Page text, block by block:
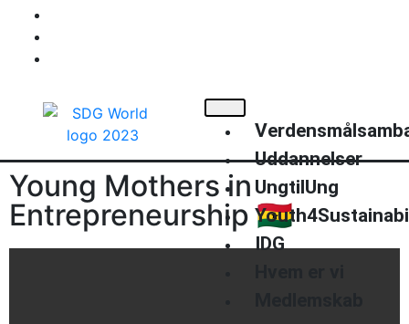
Uddannelser
UngtilUng
IDG
Young Mothers in
Entrepreneurship 🇬🇭